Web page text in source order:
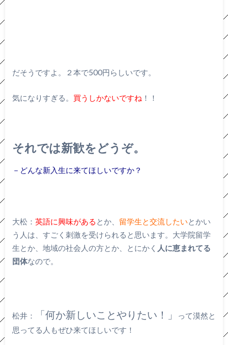
だそうですよ。２本で500円らしいです。
気になりすぎる。 買うしかないですね ！！
それでは新歓をどうぞ。
－どんな新入生に来てほしいですか？
大松： 英語に興味がある とか、 留学生と交流したいとかい
う人は、すごく刺激を受けられると思います。大学院留学
生とか、地域の社会人の方とか、とにかく 人に恵まれてる
団体なので。
松井： 「何か新しいことやりたい！」
って漠然と
思ってる人もぜひ来てほしいです！